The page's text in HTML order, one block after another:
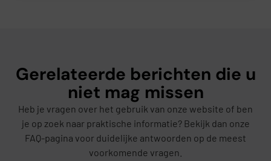
Gerelateerde berichten die u
niet mag missen
Heb je vragen over het gebruik van onze website of ben
je op zoek naar praktische informatie? Bekijk dan onze
FAQ-pagina voor duidelijke antwoorden op de meest
voorkomende vragen.